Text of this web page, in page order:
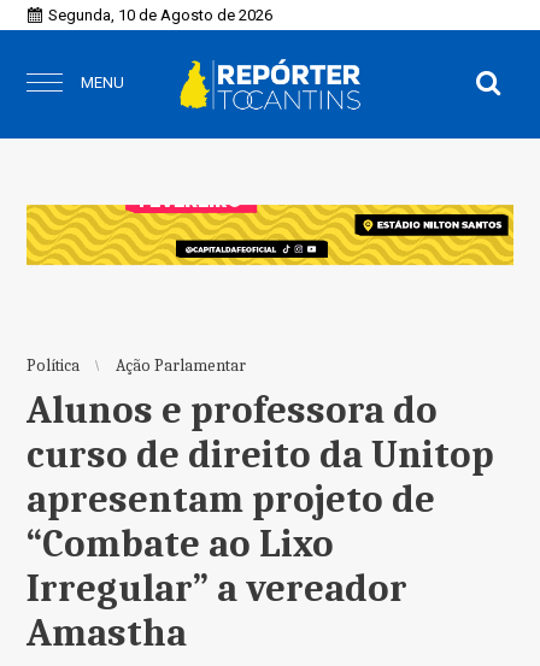
Segunda, 10 de Agosto de 2026
MENU
Política Ação Parlamentar
Alunos e professora do
curso de direito da Unitop
apresentam projeto de
“Combate ao Lixo
Irregular” a vereador
Amastha